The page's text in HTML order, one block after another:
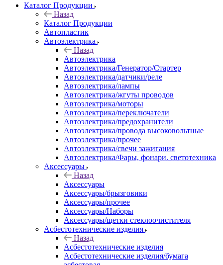
Каталог Продукции
Назад
Каталог Продукции
Автопластик
Автоэлектрика
Назад
Автоэлектрика
Автоэлектрика/Генератор/Стартер
Автоэлектрика/датчики/реле
Автоэлектрика/лампы
Автоэлектрика/жгуты проводов
Автоэлектрика/моторы
Автоэлектрика/переключатели
Автоэлектрика/предохранители
Автоэлектрика/провода высоковольтные
Автоэлектрика/прочее
Автоэлектрика/свечи зажигания
Автоэлектрика/Фары, фонари. светотехника
Аксессуары
Назад
Аксессуары
Аксессуары/брызговики
Аксессуары/прочее
Аксессуары/Наборы
Аксессуары/щетки стеклоочистителя
Асбестотехнические изделия
Назад
Асбестотехнические изделия
Асбестотехнические изделия/бумага